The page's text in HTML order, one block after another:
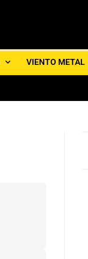
VIENTO METAL